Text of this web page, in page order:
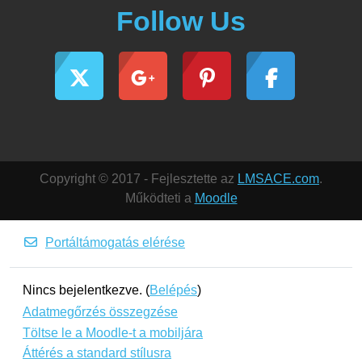
Follow Us
Copyright © 2017 - Fejlesztette az LMSACE.com.
Működteti a Moodle
Portáltámogatás elérése
Nincs bejelentkezve. (Belépés)
Adatmegőrzés összegzése
Töltse le a Moodle-t a mobiljára
Áttérés a standard stílusra